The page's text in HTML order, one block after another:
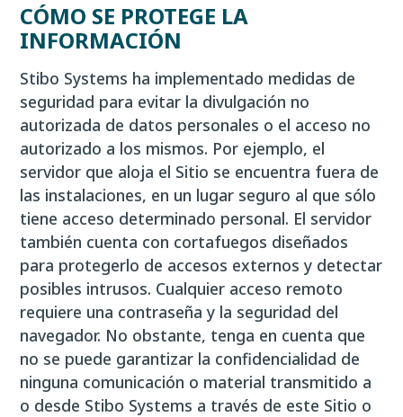
CÓMO SE PROTEGE LA
INFORMACIÓN
Stibo Systems ha implementado medidas de
seguridad para evitar la divulgación no
autorizada de datos personales o el acceso no
autorizado a los mismos. Por ejemplo, el
servidor que aloja el Sitio se encuentra fuera de
las instalaciones, en un lugar seguro al que sólo
tiene acceso determinado personal. El servidor
también cuenta con cortafuegos diseñados
para protegerlo de accesos externos y detectar
posibles intrusos. Cualquier acceso remoto
requiere una contraseña y la seguridad del
navegador. No obstante, tenga en cuenta que
no se puede garantizar la confidencialidad de
ninguna comunicación o material transmitido a
o desde Stibo Systems a través de este Sitio o